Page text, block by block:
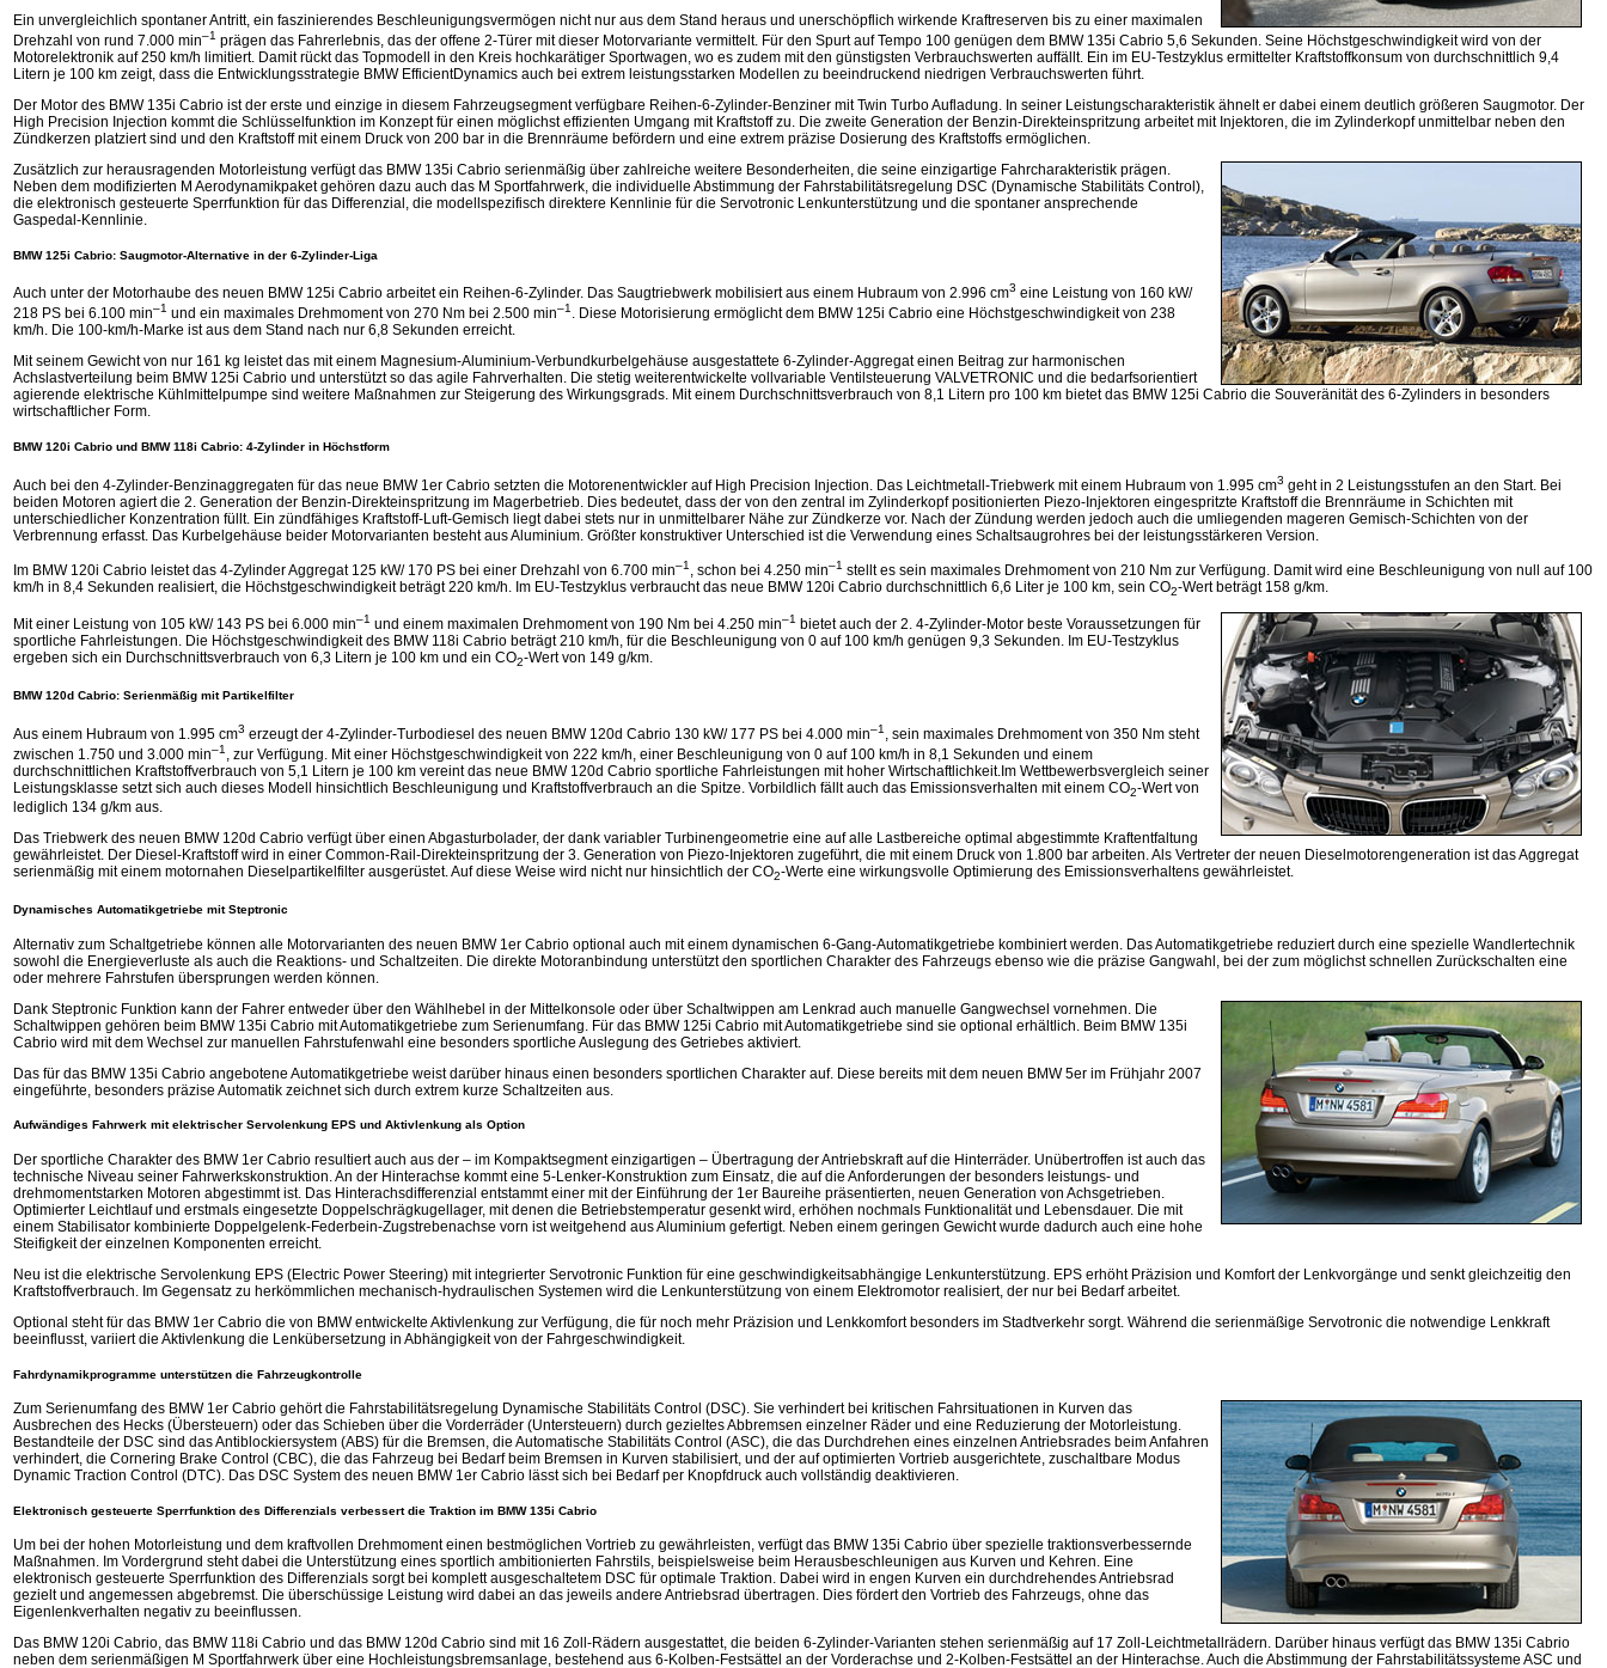
Ein unvergleichlich spontaner Antritt, ein faszinierendes Beschleunigungsvermögen nicht nur aus dem Stand heraus und unerschöpflich wirkende Kraftreserven bis zu einer maximalen
Drehzahl von rund 7.000 min–1 prägen das Fahrerlebnis, das der offene 2-Türer mit dieser Motorvariante vermittelt. Für den Spurt auf Tempo 100 genügen dem BMW 135i Cabrio 5,6 Sekunden. Seine Höchstgeschwindigkeit wird von der
Motorelektronik auf 250 km/h limitiert. Damit rückt das Topmodell in den Kreis hochkarätiger Sportwagen, wo es zudem mit den günstigsten Verbrauchswerten auffällt. Ein im EU-Testzyklus ermittelter Kraftstoffkonsum von durchschnittlich 9,4
Litern je 100 km zeigt, dass die Entwicklungsstrategie BMW EfficientDynamics auch bei extrem leistungsstarken Modellen zu beeindruckend niedrigen Verbrauchswerten führt.
Der Motor des BMW 135i Cabrio ist der erste und einzige in diesem Fahrzeugsegment verfügbare Reihen-6-Zylinder-Benziner mit Twin Turbo Aufladung. In seiner Leistungscharakteristik ähnelt er dabei einem deutlich größeren Saugmotor. Der
High Precision Injection kommt die Schlüssel­funktion im Konzept für einen möglichst effizienten Umgang mit Kraftstoff zu. Die zweite Generation der Benzin-Direkteinspritzung arbeitet mit Injektoren, die im Zylinderkopf unmittelbar neben den
Zündkerzen platziert sind und den Kraftstoff mit einem Druck von 200 bar in die Brennräume befördern und eine extrem präzise Dosierung des Kraftstoffs ermöglichen.
Zusätzlich zur herausragenden Motorleistung verfügt das BMW 135i Cabrio serienmäßig über zahlreiche weitere Besonderheiten, die seine einzigartige Fahrcharakteristik prägen.
Neben dem modifizierten M Aerodynamikpaket gehören dazu auch das M Sportfahrwerk, die individuelle Abstimmung der Fahrstabilitätsregelung DSC (Dynamische Stabilitäts Control),
die elektronisch gesteuerte Sperrfunktion für das Differenzial, die modellspezifisch direktere Kennlinie für die Servotronic Lenkunterstützung und die spontaner ansprechende
Gaspedal-Kennlinie.
BMW 125i Cabrio: Saugmotor-Alternative in der 6-Zylinder-Liga
Auch unter der Motorhaube des neuen BMW 125i Cabrio arbeitet ein Reihen-6-Zylinder. Das Saugtriebwerk mobilisiert aus einem Hubraum von 2.996 cm3 eine Leistung von 160 kW/
218 PS bei 6.100 min–1 und ein maximales Drehmoment von 270 Nm bei 2.500 min–1. Diese Motorisierung ermöglicht dem BMW 125i Cabrio eine Höchstgeschwindigkeit von 238
km/h. Die 100-km/h-Marke ist aus dem Stand nach nur 6,8 Sekunden erreicht.
Mit seinem Gewicht von nur 161 kg leistet das mit einem Magnesium-Aluminium-Verbundkurbelgehäuse ausgestattete 6-Zylinder-Aggregat einen Beitrag zur harmonischen
Achslastverteilung beim BMW 125i Cabrio und unterstützt so das agile Fahrverhalten. Die stetig weiterentwickelte vollvariable Ventilsteuerung VALVETRONIC und die bedarfsorientiert
agierende elektrische Kühlmittelpumpe sind weitere Maßnahmen zur Steigerung des Wirkungsgrads. Mit einem Durchschnittsverbrauch von 8,1 Litern pro 100 km bietet das BMW 125i Cabrio die Souveränität des 6-Zylin­ders in besonders
wirtschaftlicher Form.
BMW 120i Cabrio und BMW 118i Cabrio: 4-Zylinder in Höchstform
Auch bei den 4-Zylinder-Benzinaggregaten für das neue BMW 1er Cabrio setzten die Motorenentwickler auf High Precision Injection. Das Leichtmetall-Triebwerk mit einem Hubraum von 1.995 cm3 geht in 2 Leistungsstufen an den Start. Bei
beiden Motoren agiert die 2. Generation der Benzin-Direkteinspritzung im Magerbetrieb. Dies bedeutet, dass der von den zentral im Zylinderkopf positionierten Piezo-Injektoren eingespritzte Kraftstoff die Brennräume in Schichten mit
unterschiedlicher Konzentration füllt. Ein zündfähiges Kraftstoff-Luft-Gemisch liegt dabei stets nur in unmittelbarer Nähe zur Zündkerze vor. Nach der Zündung werden jedoch auch die umliegenden mageren Gemisch-Schichten von der
Verbrennung erfasst. Das Kurbelgehäuse beider Motorvarianten besteht aus Aluminium. Größter konstruktiver Unterschied ist die Verwendung eines Schaltsaugrohres bei der leistungsstärkeren Version.
Im BMW 120i Cabrio leistet das 4-Zylinder Aggregat 125 kW/ 170 PS bei einer Drehzahl von 6.700 min–1 , schon bei 4.250 min–1 stellt es sein maximales Drehmoment von 210 Nm zur Verfügung. Damit wird eine Beschleunigung von null auf 100
km/h in 8,4 Sekunden realisiert, die Höchstgeschwindigkeit beträgt 220 km/h. Im EU-Testzyklus verbraucht das neue BMW 120i Cabrio durchschnittlich 6,6 Liter je 100 km, sein CO2-Wert beträgt 158 g/km.
Mit einer Leistung von 105 kW/ 143 PS bei 6.000 min–1 und einem maximalen Drehmoment von 190 Nm bei 4.250 min–1 bietet auch der 2. 4-Zylinder-Motor beste Voraussetzungen für
sportliche Fahrleistungen. Die Höchstgeschwindigkeit des BMW 118i Cabrio beträgt 210 km/h, für die Beschleunigung von 0 auf 100 km/h genügen 9,3 Sekunden. Im EU-Testzyklus
ergeben sich ein Durchschnittsverbrauch von 6,3 Litern je 100 km und ein CO2-Wert von 149 g/km.
BMW 120d Cabrio: Serienmäßig mit Partikelfilter
Aus einem Hubraum von 1.995 cm3 erzeugt der 4-Zylinder-Turbodiesel des neuen BMW 120d Cabrio 130 kW/ 177 PS bei 4.000 min–1
, sein maximales Drehmoment von 350 Nm steht
zwischen 1.750 und 3.000 min–1
, zur Verfügung. Mit einer Höchstgeschwindigkeit von 222 km/h, einer Beschleunigung von 0 auf 100 km/h in 8,1 Sekunden und einem
durchschnittlichen Kraftstoffverbrauch von 5,1 Litern je 100 km vereint das neue BMW 120d Cabrio sportliche Fahrleistungen mit hoher Wirtschaftlichkeit.Im Wettbewerbsvergleich seiner
Leistungsklasse setzt sich auch dieses Modell hinsichtlich Beschleunigung und Kraftstoffverbrauch an die Spitze. Vorbildlich fällt auch das Emissionsverhalten mit einem CO2-Wert von
lediglich 134 g/km aus.
Das Triebwerk des neuen BMW 120d Cabrio verfügt über einen Abgasturbolader, der dank variabler Turbinengeometrie eine auf alle Lastbereiche optimal abgestimmte Kraftentfaltung
gewährleistet. Der Diesel-Kraftstoff wird in einer Common-Rail-Direkteinspritzung der 3. Generation von Piezo-Injektoren zugeführt, die mit einem Druck von 1.800 bar arbeiten. Als Vertreter der neuen Dieselmotorengeneration ist das Aggregat
serienmäßig mit einem motornahen Dieselpartikelfilter ausgerüstet. Auf diese Weise wird nicht nur hinsichtlich der CO2-Werte eine wirkungsvolle Optimierung des Emissionsverhaltens gewährleistet.
Dynamisches Automatikgetriebe mit Steptronic
Alternativ zum Schaltgetriebe können alle Motorvarianten des neuen BMW 1er Cabrio optional auch mit einem dynamischen 6-Gang-Automatikgetriebe kombiniert werden. Das Automatikgetriebe reduziert durch eine spezielle Wandlertechnik
sowohl die Energieverluste als auch die Reaktions- und Schaltzeiten. Die direkte Motoranbindung unterstützt den sportlichen Charakter des Fahrzeugs ebenso wie die präzise Gangwahl, bei der zum möglichst schnellen Zurückschalten eine
oder mehrere Fahrstufen übersprungen werden können.
Dank Steptronic Funktion kann der Fahrer entweder über den Wählhebel in der Mittelkonsole oder über Schaltwippen am Lenkrad auch manuelle Gangwechsel vornehmen. Die
Schaltwippen gehören beim BMW 135i Cabrio mit Automatikgetriebe zum Serienumfang. Für das BMW 125i Cabrio mit Automatikgetriebe sind sie optional erhältlich. Beim BMW 135i
Cabrio wird mit dem Wechsel zur manuellen Fahrstufenwahl eine besonders sportliche Auslegung des Getriebes aktiviert.
Das für das BMW 135i Cabrio angebotene Automatikgetriebe weist darüber hinaus einen besonders sportlichen Charakter auf. Diese bereits mit dem neuen BMW 5er im Frühjahr 2007
eingeführte, besonders präzise Automatik zeichnet sich durch extrem kurze Schaltzeiten aus.
Aufwändiges Fahrwerk mit elektrischer Servolenkung EPS und Aktivlenkung als Option
Der sportliche Charakter des BMW 1er Cabrio resultiert auch aus der – im Kompaktsegment einzigartigen – Übertragung der Antriebskraft auf die Hinterräder. Unübertroffen ist auch das
technische Niveau seiner Fahrwerkskonstruktion. An der Hinterachse kommt eine 5-Lenker-Konstruktion zum Einsatz, die auf die Anforderungen der besonders leistungs- und
drehmomentstarken Motoren abgestimmt ist. Das Hinterachsdifferenzial entstammt einer mit der Einführung der 1er Baureihe präsentierten, neuen Generation von Achsgetrieben.
Optimierter Leichtlauf und erstmals eingesetzte Doppelschrägkugellager, mit denen die Betriebstemperatur gesenkt wird, erhöhen nochmals Funktionalität und Lebensdauer. Die mit
einem Stabilisator kombinierte Doppelgelenk-Federbein-Zugstrebenachse vorn ist weitgehend aus Aluminium gefertigt. Neben einem geringen Gewicht wurde dadurch auch eine hohe
Steifigkeit der einzelnen Komponenten erreicht.
Neu ist die elektrische Servolenkung EPS (Electric Power Steering) mit integrierter Servotronic Funktion für eine geschwindigkeitsabhängige Lenkunterstützung. EPS erhöht Präzision und Komfort der Lenkvorgänge und senkt gleichzeitig den
Kraftstoffverbrauch. Im Gegensatz zu herkömmlichen mechanisch-hydraulischen Systemen wird die Lenkunterstützung von einem Elektromotor realisiert, der nur bei Bedarf arbeitet.
Optional steht für das BMW 1er Cabrio die von BMW entwickelte Aktivlenkung zur Verfügung, die für noch mehr Präzision und Lenkkomfort besonders im Stadtverkehr sorgt. Während die serienmäßige Servotronic die notwendige Lenkkraft
beeinflusst, variiert die Aktivlenkung die Lenkübersetzung in Abhängigkeit von der Fahrgeschwindigkeit.
Fahrdynamikprogramme unterstützen die Fahrzeugkontrolle
Zum Serienumfang des BMW 1er Cabrio gehört die Fahrstabilitätsregelung Dynamische Stabilitäts Control (DSC). Sie verhindert bei kritischen Fahrsituationen in Kurven das
Ausbrechen des Hecks (Übersteuern) oder das Schieben über die Vorderräder (Untersteuern) durch gezieltes Abbremsen einzelner Räder und eine Reduzierung der Motorleistung.
Bestandteile der DSC sind das Antiblockiersystem (ABS) für die Bremsen, die Automatische Stabilitäts Control (ASC), die das Durchdrehen eines einzelnen Antriebsrades beim Anfahren
verhindert, die Cornering Brake Control (CBC), die das Fahrzeug bei Bedarf beim Bremsen in Kurven stabilisiert, und der auf optimierten Vortrieb ausgerichtete, zuschaltbare Modus
Dynamic Traction Control (DTC). Das DSC System des neuen BMW 1er Cabrio lässt sich bei Bedarf per Knopfdruck auch vollständig deaktivieren.
Elektronisch gesteuerte Sperrfunktion des Differenzials verbessert die Traktion im BMW 135i Cabrio
Um bei der hohen Motorleistung und dem kraftvollen Drehmoment einen bestmöglichen Vortrieb zu gewährleisten, verfügt das BMW 135i Cabrio über spezielle traktionsverbessernde
Maßnahmen. Im Vordergrund steht dabei die Unterstützung eines sportlich ambitionierten Fahrstils, beispielsweise beim Herausbeschleunigen aus Kurven und Kehren. Eine
elektronisch gesteuerte Sperrfunktion des Differenzials sorgt bei komplett ausgeschaltetem DSC für optimale Traktion. Dabei wird in engen Kurven ein durchdrehendes Antriebsrad
gezielt und angemessen abgebremst. Die überschüssige Leistung wird dabei an das jeweils andere Antriebsrad übertragen. Dies fördert den Vortrieb des Fahrzeugs, ohne das
Eigenlenkverhalten negativ zu beeinflussen.
Das BMW 120i Cabrio, das BMW 118i Cabrio und das BMW 120d Cabrio sind mit 16 Zoll-Rädern ausgestattet, die beiden 6-Zylinder-Varianten stehen serienmäßig auf 17 Zoll-Leichtmetallrädern. Darüber hinaus verfügt das BMW 135i Cabrio
neben dem serienmäßigen M Sportfahrwerk über eine Hochleistungsbremsanlage, bestehend aus 6-Kolben-Festsättel an der Vorderachse und 2-Kolben-Festsättel an der Hinterachse. Auch die Abstim­mung der Fahrstabilitätssysteme ASC und